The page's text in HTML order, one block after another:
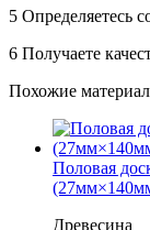
5 Определяетесь
6 Получаете
Похожие
Половая
Древесина